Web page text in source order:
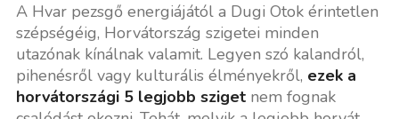
A Hvar pezsgő energiájától a Dugi Otok érintetlen
szépségéig, Horvátország szigetei minden
utazónak kínálnak valamit. Legyen szó kalandról,
pihenésről vagy kulturális élményekről, ezek a
horvátországi 5 legjobb szigetnem fognak